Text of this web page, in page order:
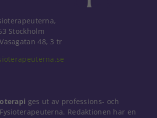
Stockholm
48, 3 tr
ges ut av professions- och
Redaktionen har en